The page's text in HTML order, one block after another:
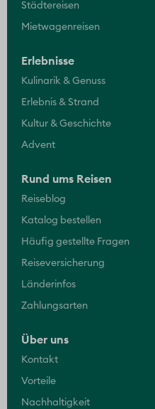
Städtereisen
Mietwagenreisen
Erlebnisse
Kulinarik & Genuss
Erlebnis & Strand
Kultur & Geschichte
Advent
Rund ums Reisen
Reiseblog
Katalog bestellen
Häufig gestellte Fragen
Reiseversicherung
Länderinfos
Zahlungsarten
Über uns
Kontakt
Vorteile
Nachhaltigkeit